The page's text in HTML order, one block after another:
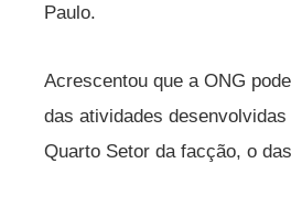
Paulo.
Acrescentou que a ONG
das atividades desenvolvidas
Quarto Setor da facção, o